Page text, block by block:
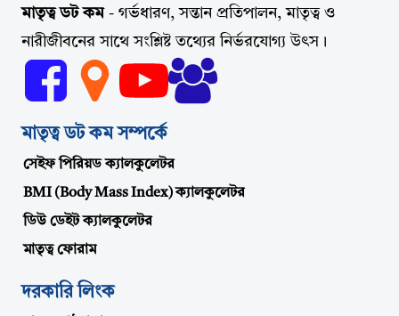
মাতৃত্ব ডট কম- গর্ভধারণ, সন্তান প্রতিপালন, মাতৃত্ব ও
নারীজীবনের সাথে সংশ্লিষ্ট তথ্যের নির্ভরযোগ্য উৎস।
মাতৃত্ব ডট কম সম্পর্কে
সেইফ পিরিয়ড ক্যালকুলেটর
BMI (Body Mass Index) ক্যালকুলেটর
ডিউ ডেইট ক্যালকুলেটর
মাতৃত্ব ফোরাম
দরকারি লিংক